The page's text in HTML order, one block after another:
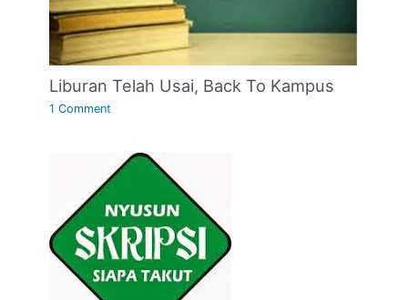
Liburan Telah Usai, Back To Kampus
1 Comment